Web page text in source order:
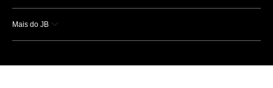
Mais do JB
Esportes